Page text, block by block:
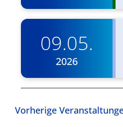
09.05.
2026
Vorherige